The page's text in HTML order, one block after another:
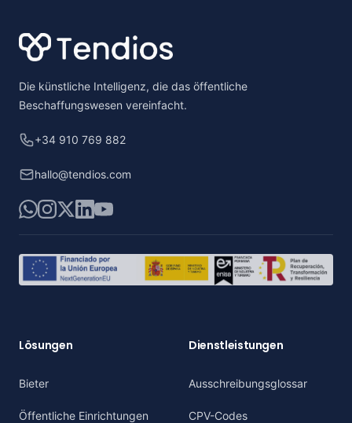
Die künstliche Intelligenz, die das öffentliche
Beschaffungswesen vereinfacht.
+34 910 769 882
hallo@tendios.com
WhatsApp
Instagram
X LinkedIn
YouTube
Lösungen
Bieter
Öffentliche Einrichtungen
Dienstleistungen
Ausschreibungsglossar
CPV-Codes